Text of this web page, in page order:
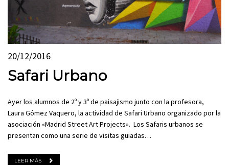
20/12/2016
Safari Urbano
Ayer los alumnos de 2º y 3º de paisajismo junto con la profesora,
Laura Gómez Vaquero, la actividad de Safari Urbano organizado por la
asociación «Madrid Street Art Projects». Los Safaris urbanos se
presentan como una serie de visitas guiadas…
LEER MÁS